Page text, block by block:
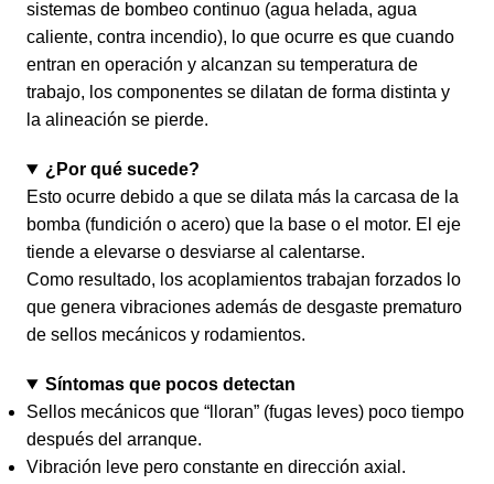
sistemas de bombeo continuo (agua helada, agua
caliente, contra incendio), lo que ocurre es que cuando
entran en operación y alcanzan su temperatura de
trabajo, los componentes se dilatan de forma distinta y
la alineación se pierde.
¿Por qué sucede?
Esto ocurre debido a que se dilata más la carcasa de la
bomba (fundición o acero) que la base o el motor. El eje
tiende a elevarse o desviarse al calentarse.
Como resultado, los acoplamientos trabajan forzados lo
que genera vibraciones además de desgaste prematuro
de sellos mecánicos y rodamientos.
Síntomas que pocos detectan
Sellos mecánicos que “lloran” (fugas leves) poco tiempo
después del arranque.
Vibración leve pero constante en dirección axial.